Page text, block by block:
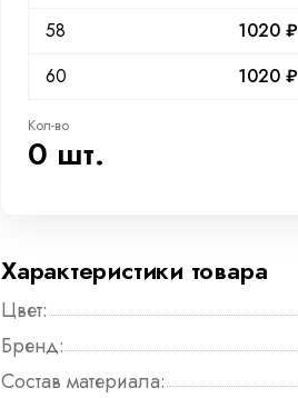
58
1020 ₽
60
1020 ₽
Кол-во
0 шт.
Характеристики товара
Цвет:
Бренд:
Состав материала: